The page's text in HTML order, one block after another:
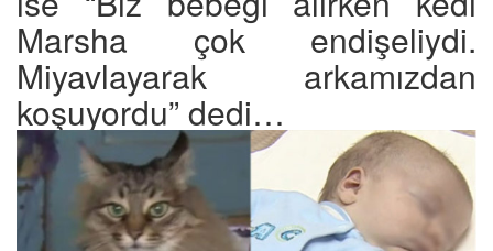
Marsha çok endişeliydi.
Miyavlayarak arkamızdan
koşuyordu” dedi…